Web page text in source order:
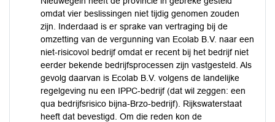
omdat vier beslissingen niet tijdig genomen zouden
zijn. Inderdaad is er sprake van vertraging bij de
omzetting van de vergunning van Ecolab B.V. naar een
niet-risicovol bedrijf omdat er recent bij het bedrijf niet
eerder bekende bedrijfsprocessen zijn vastgesteld. Als
gevolg daarvan is Ecolab B.V. volgens de landelijke
regelgeving nu een IPPC-bedrijf (dat wil zeggen: een
qua bedrijfsrisico bijna-Brzo-bedrijf). Rijkswaterstaat
heeft dat bevestigd. Om die reden kon de